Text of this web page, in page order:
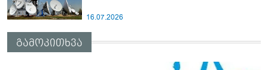
16.07.2026
გამოკითხვა